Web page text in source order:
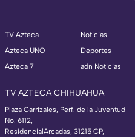
TV Azteca
Azteca UNO
Azteca 7
Noticias
Deportes
adn Noticias
TV AZTECA CHIHUAHUA
Plaza Carrizales, Perf. de la Juventud
No. 6112,
ResidencialArcadas, 31215 CP,